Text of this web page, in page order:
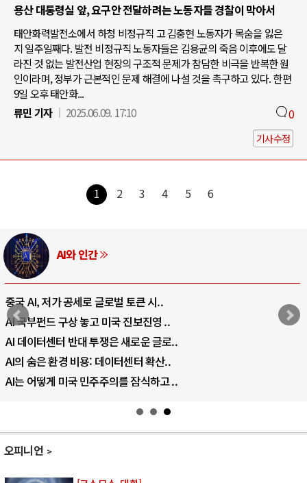
용산 대통령실 앞, 요구안 전달하려는 노동자들 경찰이 막아서
태안화력발전소에서 하청 비정규직 고 김충현 노동자가 목숨을 잃은
지 일주일째다. 발전 비정규직 노동자들은 김용균의 죽음 이후에도 달
라진 것 없는 발전산업 현장의 구조적 문제가 참담한 비극을 반복한 원
인이라며, 정부가 근본적인 문제 해결에 나설 것을 촉구하고 있다. 한편
9일 오후 태안화...
류민 기자
2025.06.09. 17:10 0
기사수정
1 2 3 4 5 6
AI와 인간
중국 AI, 저가 공세로 글로벌 토큰 시..
AI 국부펀드 구상 놓고 미국 진보진영 ..
AI 데이터센터 반대 투쟁은 새로운 글로..
AI의 숨은 환경 비용: 데이터센터 확산..
AI는 어떻게 미국 민주주의를 잠식하고 ..
오피니언